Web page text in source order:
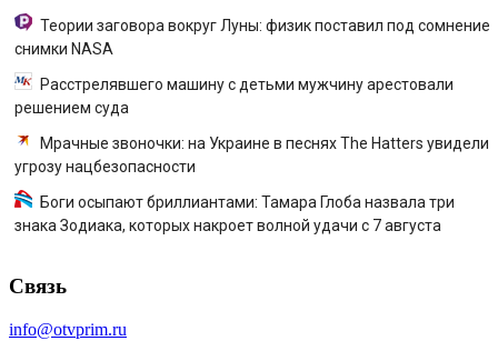
Теории заговора вокруг Луны: физик поставил под сомнение
снимки NASA
Расстрелявшего машину с детьми мужчину арестовали
решением суда
Мрачные звоночки: на Украине в песнях The Hatters увидели
угрозу нацбезопасности
Боги осыпают бриллиантами: Тамара Глоба назвала три
знака Зодиака, которых накроет волной удачи с 7 августа
Связь
info@otvprim.ru